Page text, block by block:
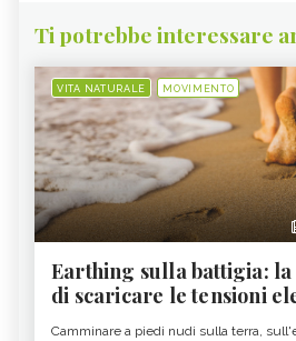
Ti potrebbe interessare
VITA NATURALE MOVIMENTO
Earthing sulla battigia: la
di scaricare le tensioni
Camminare a piedi nudi sulla terra,